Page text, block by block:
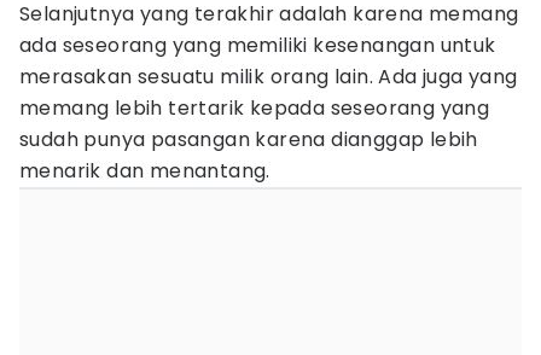
Selanjutnya yang terakhir adalah karena memang
ada seseorang yang memiliki kesenangan untuk
merasakan sesuatu milik orang lain. Ada juga yang
memang lebih tertarik kepada seseorang yang
sudah punya pasangan karena dianggap lebih
menarik dan menantang.